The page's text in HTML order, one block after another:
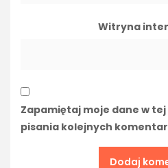
Witryna
Zapamiętaj moje dane w
pisania kolejnych